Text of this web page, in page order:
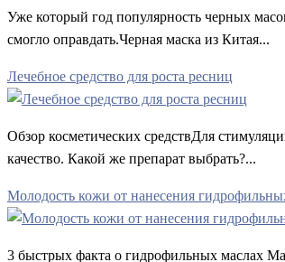
Уже который год популярность черных
смогло оправдать.Черная маска из Китая...
Лечебное средство для роста ресниц
Обзор косметических средствДля
качество. Какой же препарат выбрать?...
Молодость кожи от нанесения
3 быстрых факта о гидрофильных маслах